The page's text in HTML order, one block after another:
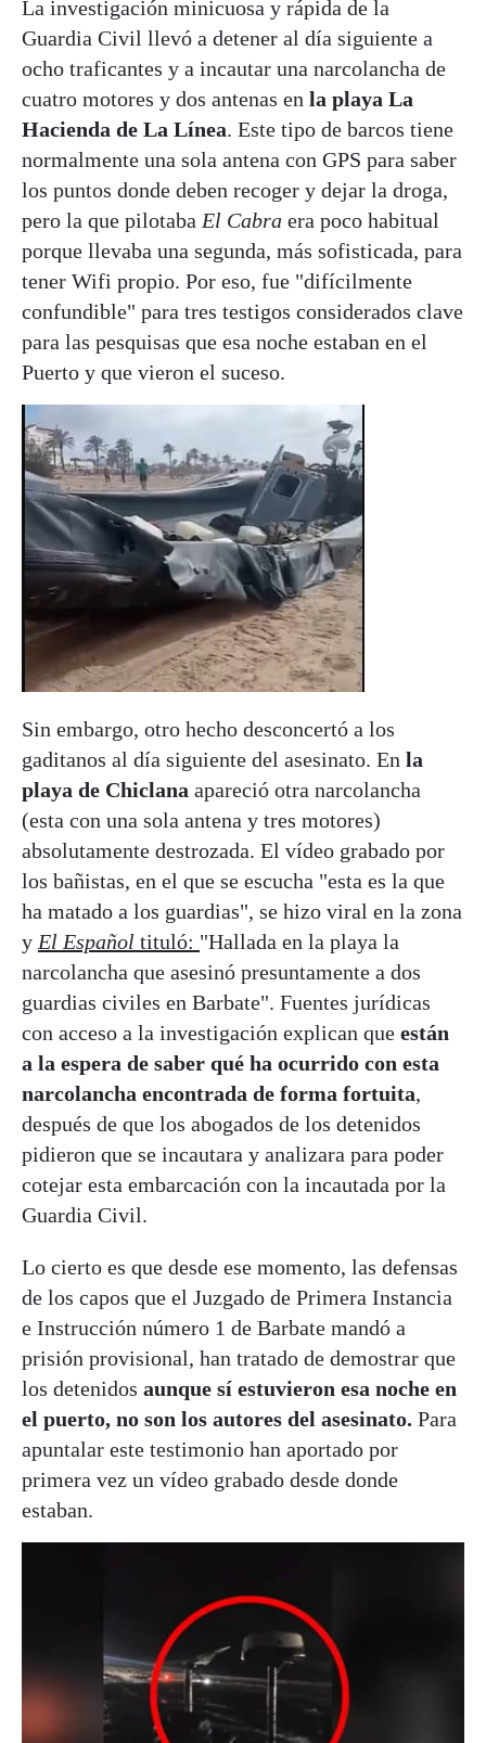
La investigación minicuosa y rápida de la
Guardia Civil llevó a detener al día siguiente a
ocho traficantes y a incautar una narcolancha de
cuatro motores y dos antenas en la playa La
Hacienda de La Línea. Este tipo de barcos tiene
normalmente una sola antena con GPS para saber
los puntos donde deben recoger y dejar la droga,
pero la que pilotaba El Cabra era poco habitual
porque llevaba una segunda, más sofisticada, para
tener Wifi propio. Por eso, fue "difícilmente
confundible" para tres testigos considerados clave
para las pesquisas que esa noche estaban en el
Puerto y que vieron el suceso.
Sin embargo, otro hecho desconcertó a los
gaditanos al día siguiente del asesinato. En la
playa de Chiclana apareció otra narcolancha
(esta con una sola antena y tres motores)
absolutamente destrozada. El vídeo grabado por
los bañistas, en el que se escucha "esta es la que
ha matado a los guardias", se hizo viral en la zona
y El Español tituló: "Hallada en la playa la
narcolancha que asesinó presuntamente a dos
guardias civiles en Barbate". Fuentes jurídicas
con acceso a la investigación explican que están
a la espera de saber qué ha ocurrido con esta
narcolancha encontrada de forma fortuita,
después de que los abogados de los detenidos
pidieron que se incautara y analizara para poder
cotejar esta embarcación con la incautada por la
Guardia Civil.
Lo cierto es que desde ese momento, las defensas
de los capos que el Juzgado de Primera Instancia
e Instrucción número 1 de Barbate mandó a
prisión provisional, han tratado de demostrar que
los detenidos aunque sí estuvieron esa noche en
el puerto, no son los autores del asesinato. Para
apuntalar este testimonio han aportado por
primera vez un vídeo grabado desde donde
estaban.